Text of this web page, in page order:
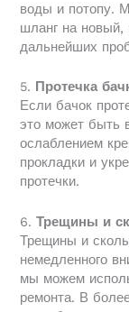
воды и потопу.
шланг на новый,
дальнейших
5. Протечка
Если бачок
это может быть
ослаблением
прокладки и
протечки.
6.Трещины и
Трещины и
немедленного
мы можем
ремонта. В